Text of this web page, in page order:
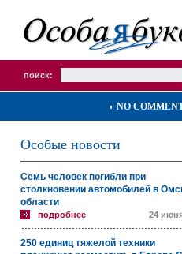
поиск:
NO
Особые новости
Семь человек погибли при
столкновении автомобилей в
области
подробнее 24
250 единиц тяжелой техники